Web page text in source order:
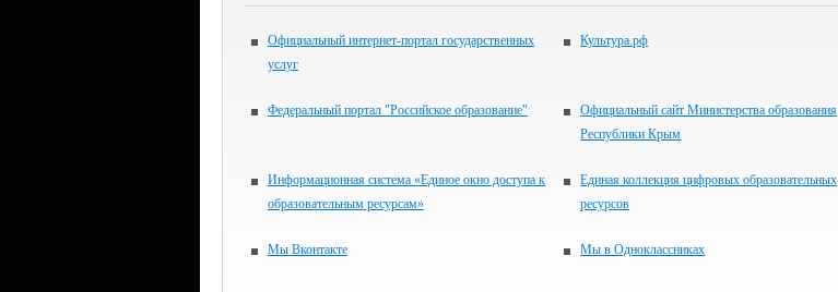
Официальный интернет-портал государственных
услуг
Культура.рф
Федеральный портал "Российское образование"
Официальный сайт Министерства образования
Республики Крым
Информационная система «Единое окно доступа к
образовательным ресурсам»
Единая коллекция цифровых образовательных
ресурсов
Мы Вконтакте Мы в Одноклассниках